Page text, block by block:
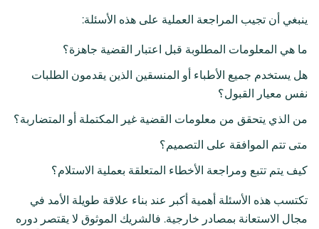
ينبغي أن تجيب المراجعة العملية على هذه الأسئلة:
ما هي المعلومات المطلوبة قبل اعتبار القضية جاهزة؟
هل يستخدم جميع الأطباء أو المنسقين الذين يقدمون الطلبات
نفس معيار القبول؟
من الذي يتحقق من معلومات القضية غير المكتملة أو المتضاربة؟
متى تتم الموافقة على التصميم؟
كيف يتم تتبع ومراجعة الأخطاء المتعلقة بعملية الاستلام؟
تكتسب هذه الأسئلة أهمية أكبر عند بناء علاقة طويلة الأمد في
مجال الاستعانة بمصادر خارجية. فالشريك الموثوق لا يقتصر دوره